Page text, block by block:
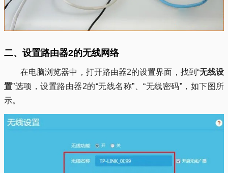
二、设置路由器2的无线网络
在电脑浏览器中，打开路由器2的设置界面，找到“无线设
置”选项，设置路由器2的“无线名称”、“无线密码”，如下图所
示。